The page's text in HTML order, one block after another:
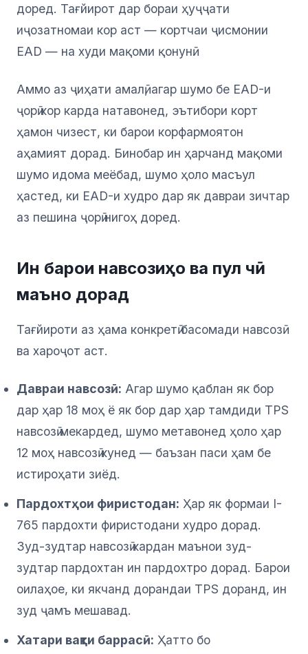
доред. Тағйирот дар бораи ҳуҷҷати
иҷозатномаи кор аст — кортчаи ҷисмонии
EAD — на худи мақоми қонунӣ.
Аммо аз ҷиҳати амалӣ, агар шумо бе EAD-и
ҷорӣ кор карда натавонед, эътибори корт
ҳамон чизест, ки барои корфармоятон
аҳамият дорад. Бинобар ин ҳарчанд мақоми
шумо идома меёбад, шумо ҳоло масъул
ҳастед, ки EAD-и худро дар як давраи зичтар
аз пешина ҷорӣ нигоҳ доред.
Ин барои навсозиҳо ва пул чӣ
маъно дорад
Тағйироти аз ҳама конкретӣ басомади навсозӣ
ва хароҷот аст.
Давраи навсозӣ: Агар шумо қаблан як бор
дар ҳар 18 моҳ ё як бор дар ҳар тамдиди TPS
навсозӣ мекардед, шумо метавонед ҳоло ҳар
12 моҳ навсозӣ кунед — баъзан паси ҳам бе
истироҳати зиёд.
Пардохтҳои фиристодан: Ҳар як формаи I-
765 пардохти фиристодани худро дорад.
Зуд-зудтар навсозӣ кардан маънои зуд-
зудтар пардохтан ин пардохтро дорад. Барои
оилаҳое, ки якчанд дорандаи TPS доранд, ин
зуд ҷамъ мешавад.
Хатари вақти баррасӣ: Ҳатто бо